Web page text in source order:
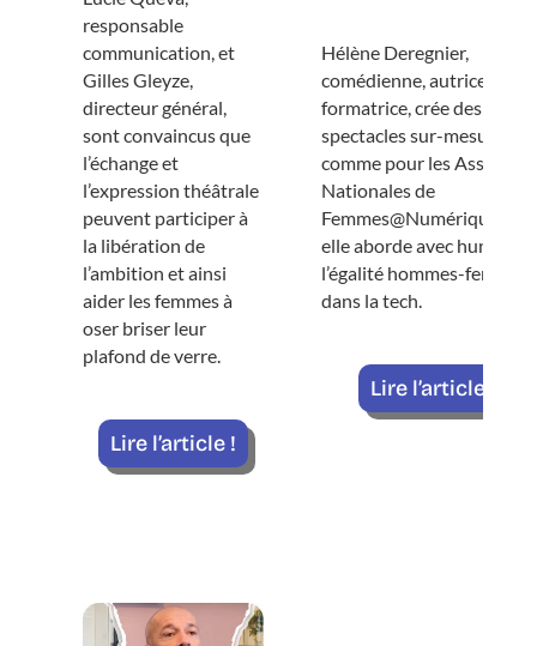
responsable
communication, et
Gilles Gleyze,
directeur général,
sont convaincus que
l’échange et
l’expression théâtrale
peuvent participer à
la libération de
l’ambition et ainsi
aider les femmes à
oser briser leur
plafond de verre.
Lire l’article !
Hélène Deregnier,
comédienne, autrice, et
formatrice, crée des
spectacles sur-mesure,
comme pour les Assises
Nationales de
Femmes@Numérique, où
elle aborde avec humour
l’égalité hommes-femmes
dans la tech.
Lire l’article !